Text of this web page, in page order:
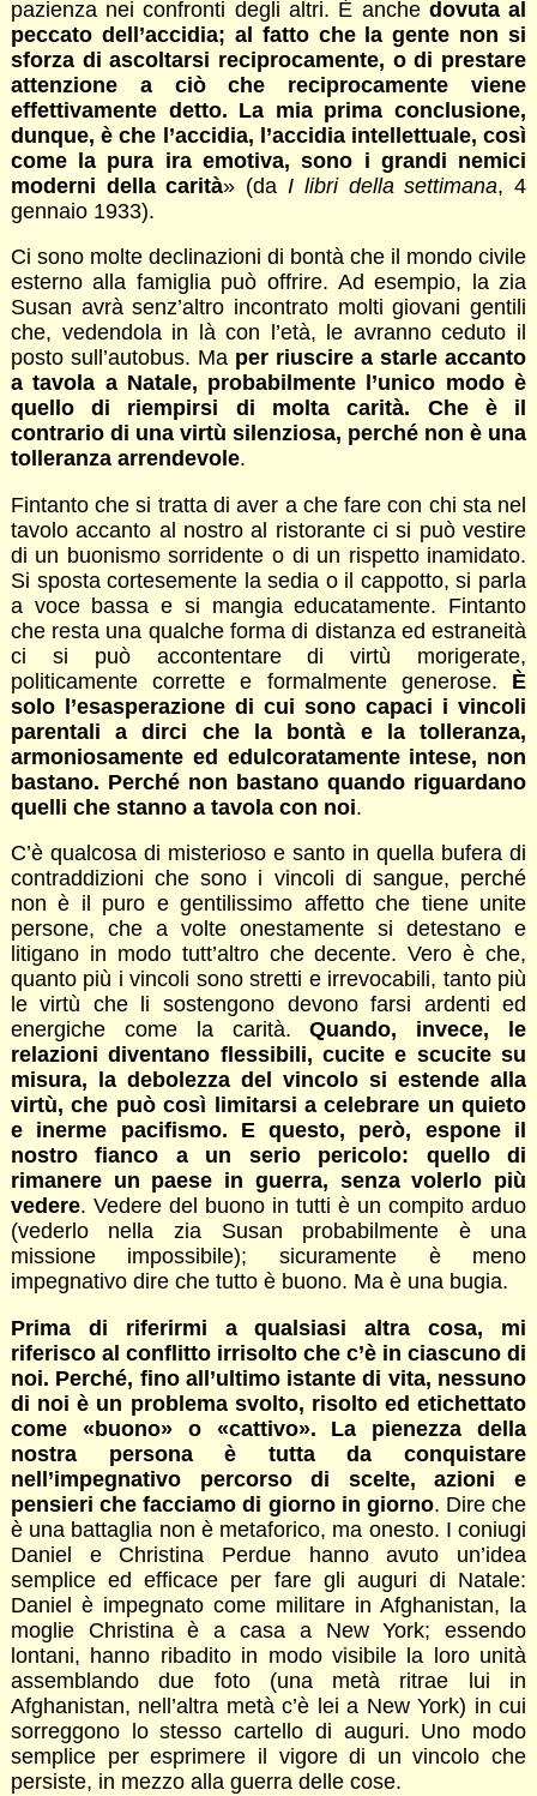
pazienza nei confronti degli altri. È anche dovuta al
peccato dell’accidia; al fatto che la gente non si
sforza di ascoltarsi reciprocamente, o di prestare
attenzione a ciò che reciprocamente viene
effettivamente detto. La mia prima conclusione,
dunque, è che l’accidia, l’accidia intellettuale, così
come la pura ira emotiva, sono i grandi nemici
moderni della carità» (da I libri della settimana, 4
gennaio 1933).
Ci sono molte declinazioni di bontà che il mondo civile
esterno alla famiglia può offrire. Ad esempio, la zia
Susan avrà senz’altro incontrato molti giovani gentili
che, vedendola in là con l’età, le avranno ceduto il
posto sull’autobus. Ma per riuscire a starle accanto
a tavola a Natale, probabilmente l’unico modo è
quello di riempirsi di molta carità. Che è il
contrario di una virtù silenziosa, perché non è una
tolleranza arrendevole.
Fintanto che si tratta di aver a che fare con chi sta nel
tavolo accanto al nostro al ristorante ci si può vestire
di un buonismo sorridente o di un rispetto inamidato.
Si sposta cortesemente la sedia o il cappotto, si parla
a voce bassa e si mangia educatamente. Fintanto
che resta una qualche forma di distanza ed estraneità
ci si può accontentare di virtù morigerate,
politicamente corrette e formalmente generose. È
solo l’esasperazione di cui sono capaci i vincoli
parentali a dirci che la bontà e la tolleranza,
armoniosamente ed edulcoratamente intese, non
bastano. Perché non bastano quando riguardano
quelli che stanno a tavola con noi.
C’è qualcosa di misterioso e santo in quella bufera di
contraddizioni che sono i vincoli di sangue, perché
non è il puro e gentilissimo affetto che tiene unite
persone, che a volte onestamente si detestano e
litigano in modo tutt’altro che decente. Vero è che,
quanto più i vincoli sono stretti e irrevocabili, tanto più
le virtù che li sostengono devono farsi ardenti ed
energiche come la carità.Quando, invece, le
relazioni diventano flessibili, cucite e scucite su
misura, la debolezza del vincolo si estende alla
virtù, che può così limitarsi a celebrare un quieto
e inerme pacifismo. E questo, però, espone il
nostro fianco a un serio pericolo: quello di
rimanere un paese in guerra, senza volerlo più
vedere. Vedere del buono in tutti è un compito arduo
(vederlo nella zia Susan probabilmente è una
missione impossibile); sicuramente è meno
impegnativo dire che tutto è buono. Ma è una bugia.
Prima di riferirmi a qualsiasi altra cosa, mi
riferisco al conflitto irrisolto che c’è in ciascuno di
noi. Perché, fino all’ultimo istante di vita, nessuno
di noi è un problema svolto, risolto ed etichettato
come «buono» o «cattivo». La pienezza della
nostra persona è tutta da conquistare
nell’impegnativo percorso di scelte, azioni e
pensieri che facciamo di giorno in giorno. Dire che
è una battaglia non è metaforico, ma onesto. I coniugi
Daniel e Christina Perdue hanno avuto un’idea
semplice ed efficace per fare gli auguri di Natale:
Daniel è impegnato come militare in Afghanistan, la
moglie Christina è a casa a New York; essendo
lontani, hanno ribadito in modo visibile la loro unità
assemblando due foto (una metà ritrae lui in
Afghanistan, nell’altra metà c’è lei a New York) in cui
sorreggono lo stesso cartello di auguri. Uno modo
semplice per esprimere il vigore di un vincolo che
persiste, in mezzo alla guerra delle cose.